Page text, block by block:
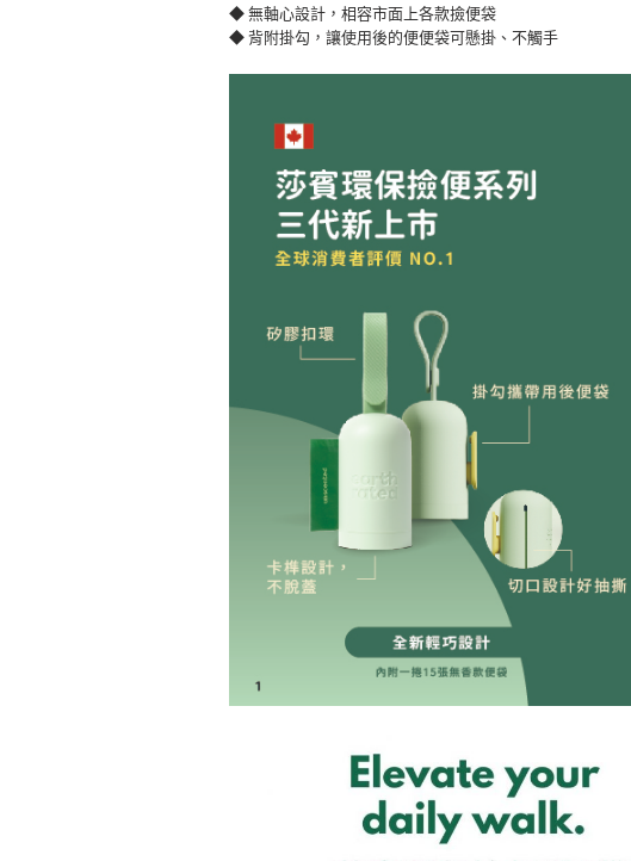
◆ 無軸心設計，相容市面上各款撿便袋
◆ 背附掛勾，讓使用後的便便袋可懸掛、不觸手